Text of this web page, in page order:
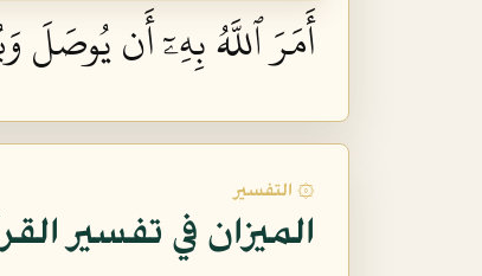
أَمَرَ ٱللَّهُ بِهِۦٓ أَن
۞ التفسير
الميزان في تفسير